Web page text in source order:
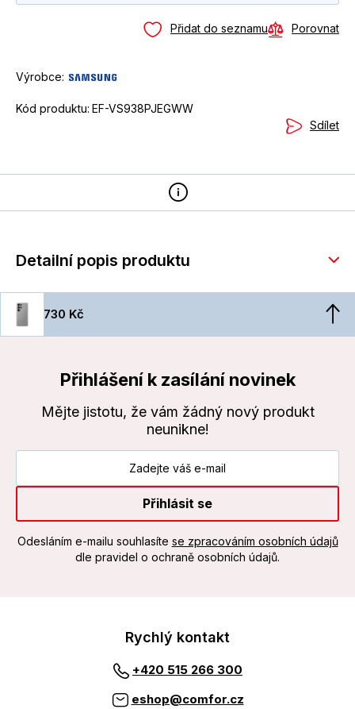
Přidat do seznamu Porovnat
Výrobce:
Kód produktu: EF-VS938PJEGWW
Sdílet
Detailní popis produktu
730 Kč
Přihlášení k zasílání novinek
Mějte jistotu, že vám žádný nový produkt
neunikne!
Přihlásit se
Odesláním e-mailu souhlasíte se zpracováním osobních údajů
dle pravidel o ochraně osobních údajů.
Rychlý kontakt
+420 515 266 300
eshop@comfor.cz